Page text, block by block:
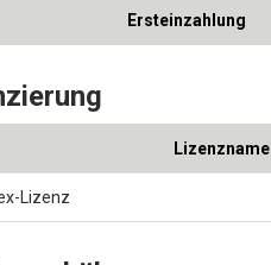
Ersteinzahlung
Lizenzname
Lizenz